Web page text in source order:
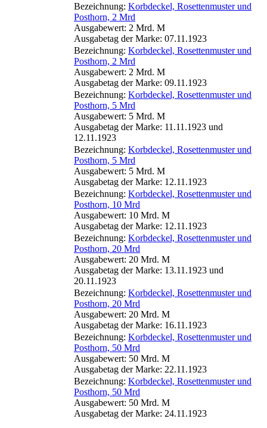
Bezeichnung: Korbdeckel, Rosettenmuster und
Posthorn, 2 Mrd
Ausgabewert: 2 Mrd. M
Ausgabetag der Marke: 07.11.1923
Bezeichnung: Korbdeckel, Rosettenmuster und
Posthorn, 2 Mrd
Ausgabewert: 2 Mrd. M
Ausgabetag der Marke: 09.11.1923
Bezeichnung: Korbdeckel, Rosettenmuster und
Posthorn, 5 Mrd
Ausgabewert: 5 Mrd. M
Ausgabetag der Marke: 11.11.1923 und
12.11.1923
Bezeichnung: Korbdeckel, Rosettenmuster und
Posthorn, 5 Mrd
Ausgabewert: 5 Mrd. M
Ausgabetag der Marke: 12.11.1923
Bezeichnung: Korbdeckel, Rosettenmuster und
Posthorn, 10 Mrd
Ausgabewert: 10 Mrd. M
Ausgabetag der Marke: 12.11.1923
Bezeichnung: Korbdeckel, Rosettenmuster und
Posthorn, 20 Mrd
Ausgabewert: 20 Mrd. M
Ausgabetag der Marke: 13.11.1923 und
20.11.1923
Bezeichnung: Korbdeckel, Rosettenmuster und
Posthorn, 20 Mrd
Ausgabewert: 20 Mrd. M
Ausgabetag der Marke: 16.11.1923
Bezeichnung: Korbdeckel, Rosettenmuster und
Posthorn, 50 Mrd
Ausgabewert: 50 Mrd. M
Ausgabetag der Marke: 22.11.1923
Bezeichnung: Korbdeckel, Rosettenmuster und
Posthorn, 50 Mrd
Ausgabewert: 50 Mrd. M
Ausgabetag der Marke: 24.11.1923